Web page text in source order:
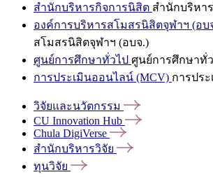
สำนักบริหารกิจการนิสิต สำนักบริหา
องค์การบริหารสโมสรนิสิตจุฬาฯ (อบ
สโมสรนิสิตจุฬาฯ (อบจ.)
ศูนย์การศึกษาทั่วไป ศูนย์การศึกษาทั่
การประเมินออนไลน์ (MCV) การปร
วิจัยและนวัตกรรม
CU Innovation Hub
Chula DigiVerse
สำนักบริหารวิจัย
ทุนวิจัย